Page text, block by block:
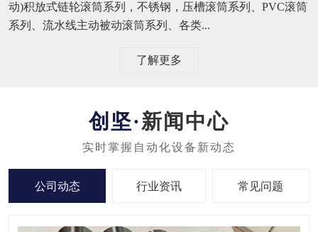
动)积放式链轮滚筒系列，不锈钢，压槽滚筒系列、PVC滚筒
系列、流水线主动被动滚筒系列、各类...
了解更多
新闻中心
公司动态 行业资讯 常见问题